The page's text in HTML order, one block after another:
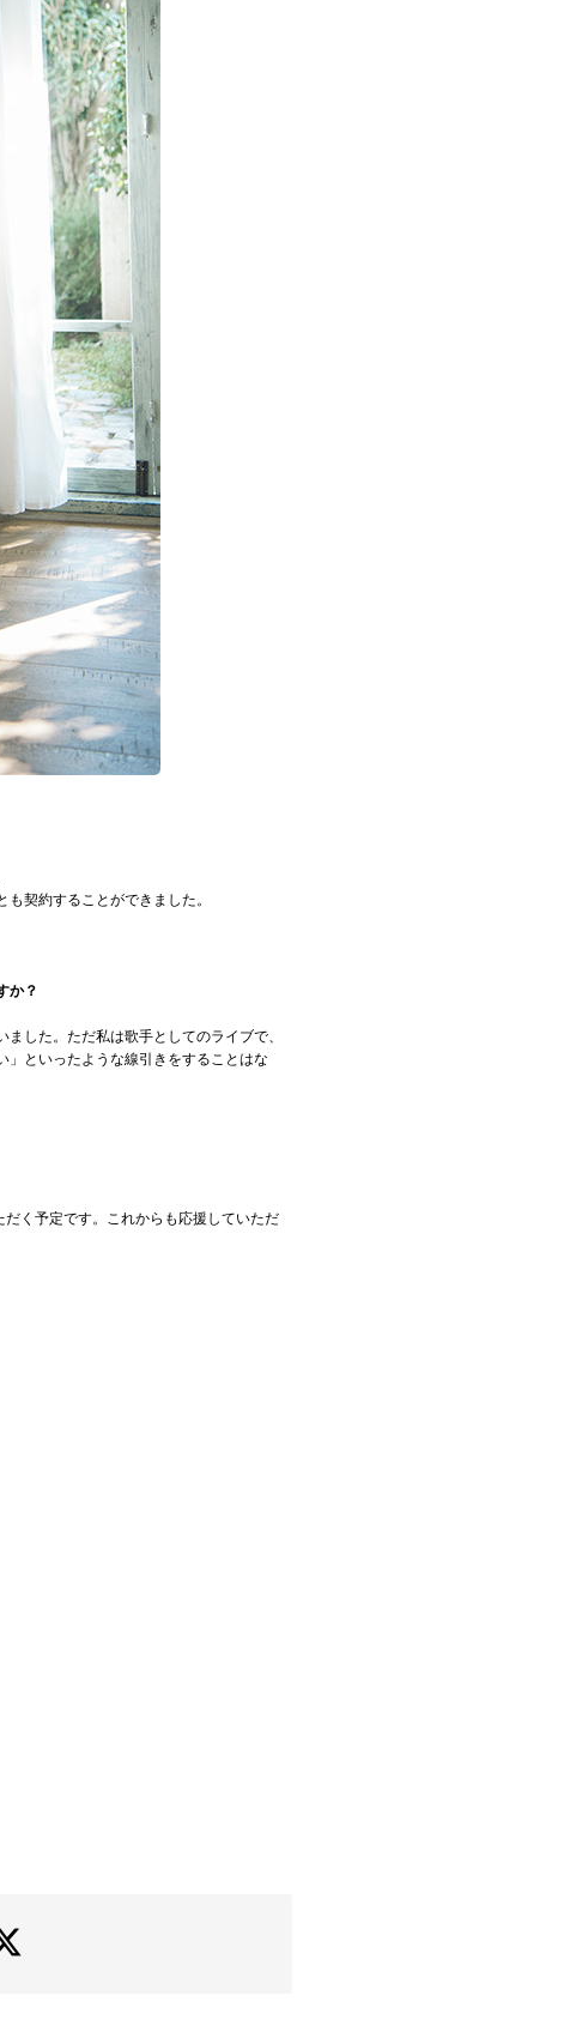
契約することができました。
か？
した。ただ私は歌手としてのライブで、
」といったような線引きをすることはな
く予定です。これからも応援していただ